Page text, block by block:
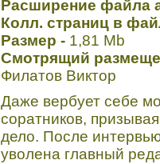
Расширение файла
Колл. страниц в
Размер - 1,81 Mb
Смотрящий
Филатов Виктор
Даже вербует себе
соратников,
дело. После
уволена главный